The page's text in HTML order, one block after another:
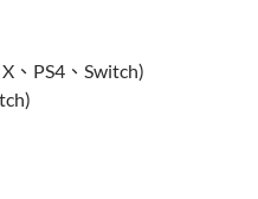
、PS4、Switch)